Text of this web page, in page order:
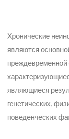
Хронические
являются
преждевременной
являющиеся
генетических,
поведенческих